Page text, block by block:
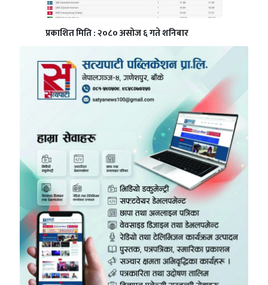
प्रकाशित मिति : २०८० असोज ६ गते शनिबार